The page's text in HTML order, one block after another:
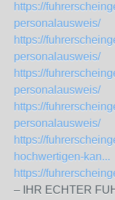
https://
personalausweis/
https://
personalausweis/
https://
personalausweis/
https://
personalausweis/
https://
hochwertigen-kan...
https://
– IHR ECHTER